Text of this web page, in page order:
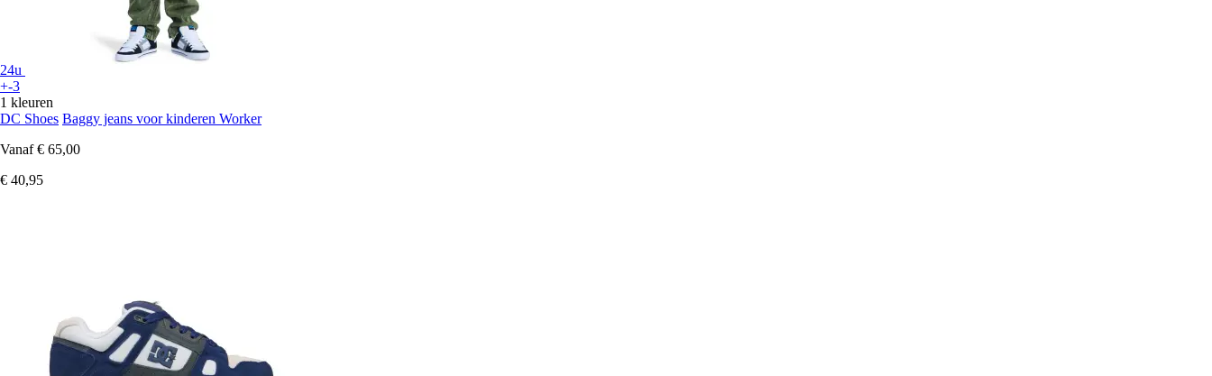
24u
+-3
1 kleuren
DC Shoes Baggy jeans voor kinderen Worker
Vanaf € 65,00
€ 40,95